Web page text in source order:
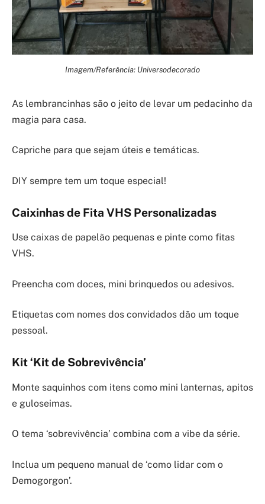
Imagem/Referência: Universodecorado
As lembrancinhas são o jeito de levar um pedacinho da
magia para casa.
Capriche para que sejam úteis e temáticas.
DIY sempre tem um toque especial!
Caixinhas de Fita VHS Personalizadas
Use caixas de papelão pequenas e pinte como fitas
VHS.
Preencha com doces, mini brinquedos ou adesivos.
Etiquetas com nomes dos convidados dão um toque
pessoal.
Kit ‘Kit de Sobrevivência’
Monte saquinhos com itens como mini lanternas, apitos
e guloseimas.
O tema ‘sobrevivência’ combina com a vibe da série.
Inclua um pequeno manual de ‘como lidar com o
Demogorgon’.